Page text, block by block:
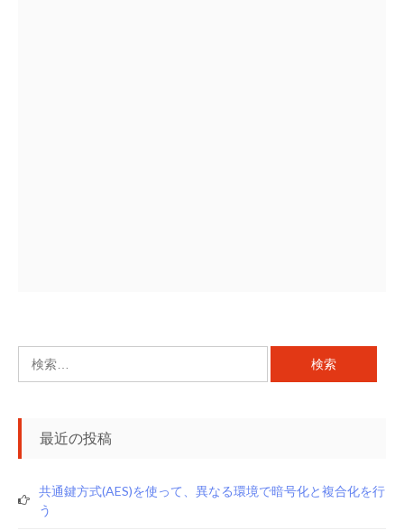
索:
最近の投稿
共通鍵方式(AES)を使って、異なる環境で暗号化と複合化を行
う